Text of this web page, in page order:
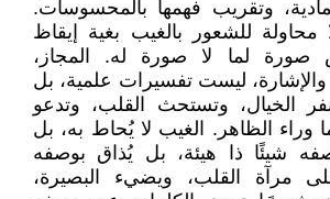
المادية، وتقريب فهمها بالمحسوسات.
محاولة للشعور بالغيب بغية إيقاظ
صورة لما لا صورة له. المجاز،
والإشارة، ليست تفسيرات علمية، بل
الخيال، وتستحث القلب، وتدعو
وراء الظاهر. الغيب لا يُحاط به، بل
شيئًا ذا هيئة، بل يُذاق بوصفه
مرآة القلب، ويضيء البصيرة،